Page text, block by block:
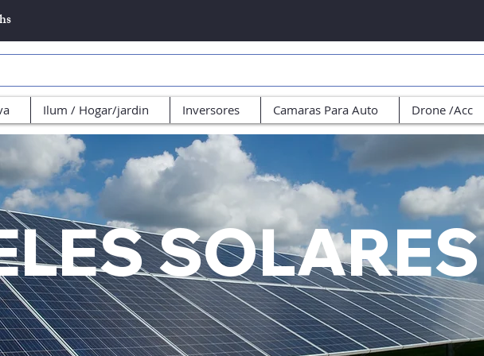
Ilum / Hogar/jardin Inversores Camaras Para Auto Drone /Acc
SOLARES